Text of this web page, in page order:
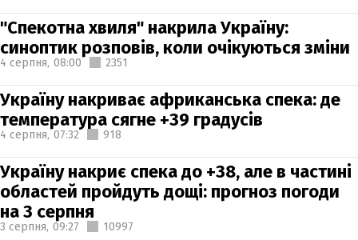
"Спекотна хвиля" накрила Україну:
синоптик розповів, коли очікуються зміни
4 серпня, 08:00 2351
Україну накриває африканська спека: де
температура сягне +39 градусів
4 серпня, 07:32 918
Україну накриє спека до +38, але в частині
областей пройдуть дощі: прогноз погоди
на 3 серпня
3 серпня, 09:27 10997